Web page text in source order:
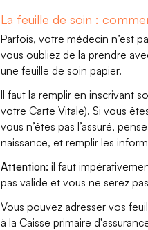
La feuille de soin :
Parfois, votre médecin n’est
vous oubliez de la prendre
une feuille de soin papier.
Il faut la remplir en inscrivant
votre Carte Vitale). Si vous
vous n’êtes pas l’assuré,
naissance, et remplir les
Attention: il faut
pas valide et vous ne serez
Vous pouvez adresser vos
à la Caisse primaire